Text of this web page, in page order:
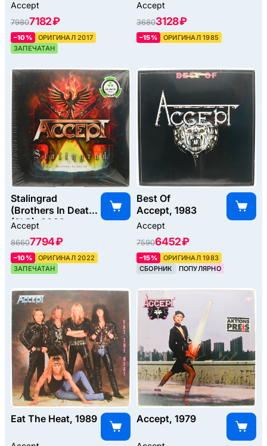
Accept
79807182 ₽
–10%
ОРИГИНАЛ 2017
ЗАПЕЧАТАН
Accept
36803128 ₽
–15% ОРИГИНАЛ 1985
Stalingrad
(Brothers In Death)
(2LP), 2022
Accept
86607794 ₽
–10%
ОРИГИНАЛ 2022
ЗАПЕЧАТАН
Best Of
Accept, 1983
Accept
75906452 ₽
–15%
ОРИГИНАЛ 1983
СБОРНИК
ПОПУЛЯРНО
Eat The Heat, 1989 Accept, 1979